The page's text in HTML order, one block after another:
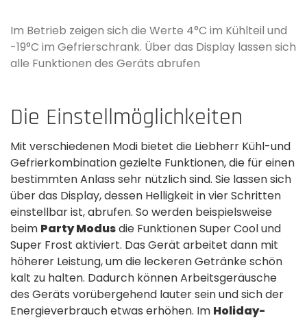
Im Betrieb zeigen sich die Werte 4°C im Kühlteil und
-19°C im Gefrierschrank. Über das Display lassen sich
alle Funktionen des Geräts abrufen
Die Einstellmöglichkeiten
Mit verschiedenen Modi bietet die Liebherr Kühl-und
Gefrierkombination gezielte Funktionen, die für einen
bestimmten Anlass sehr nützlich sind. Sie lassen sich
über das Display, dessen Helligkeit in vier Schritten
einstellbar ist, abrufen. So werden beispielsweise
beim Party Modusdie Funktionen Super Cool und
Super Frost aktiviert. Das Gerät arbeitet dann mit
höherer Leistung, um die leckeren Getränke schön
kalt zu halten. Dadurch können Arbeitsgeräusche
des Geräts vorübergehend lauter sein und sich der
Energieverbrauch etwas erhöhen. Im Holiday-